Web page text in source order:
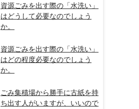
資源ごみを出す際の「水洗い」
はどうして必要なのでしょう
か。
資源ごみを出す際の「水洗い」
はどの程度必要なのでしょう
か。
ごみ集積場から勝手に古紙を持
ち出す人がいますが、いいので